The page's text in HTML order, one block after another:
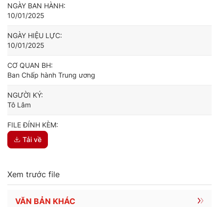
NGÀY BAN HÀNH:
10/01/2025
NGÀY HIỆU LỰC:
10/01/2025
CƠ QUAN BH:
Ban Chấp hành Trung ương
NGƯỜI KÝ:
Tô Lâm
FILE ĐÍNH KÈM:
Tải về
Xem trước file
VĂN BẢN KHÁC